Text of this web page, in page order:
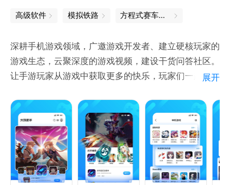
高级软件 模拟铁路 方程式赛车游戏
深耕手机游戏领域，广邀游戏开发者、建立硬核玩家的
游戏生态，云聚深度的游戏视频，建设干货问答社区。
让手游玩家从游戏中获取更多的快乐，玩家们一起分享
要好玩，上光环！
产品特点：
1.手机游戏玩家爱好者们的贴心助手！
2.游戏开发者、玩家分享生态，全球好游一网打尽！
3.深耕游戏问答，海量游戏大V在线答疑，游戏无难
题！
展开